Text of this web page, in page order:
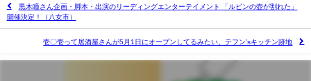
黒木瞳さん企画・脚本・出演のリーディングエンターテイメント 「ルビンの壺が割れた」
開催決定！（八女市）
壱〇壱って居酒屋さんが5月1日にオープンしてるみたい。テフン’sキッチン跡地